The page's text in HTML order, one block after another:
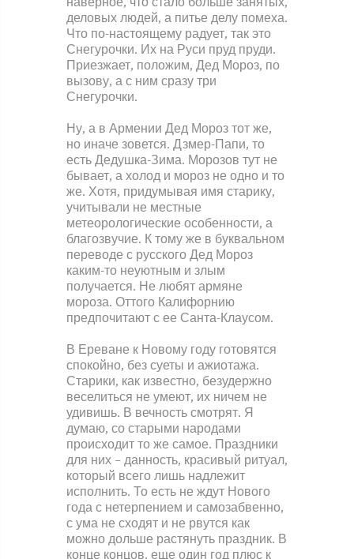
деловых людей, а питье делу помеха.
Что по-настоящему радует, так это
Снегурочки. Их на Руси пруд пруди.
Приезжает, положим, Дед Мороз, по
вызову, а с ним сразу три
Снегурочки.
Ну, а в Армении Дед Мороз тот же,
но иначе зовется. Дзмер-Папи, то
есть Дедушка-Зима. Морозов тут не
бывает, а холод и мороз не одно и то
же. Хотя, придумывая имя старику,
учитывали не местные
метеорологические особенности, а
благозвучие. К тому же в буквальном
переводе с русского Дед Мороз
каким-то неуютным и злым
получается. Не любят армяне
мороза. Оттого Калифорнию
предпочитают с ее Санта-Клаусом.
В Ереване к Новому году готовятся
спокойно, без суеты и ажиотажа.
Старики, как известно, безудержно
веселиться не умеют, их ничем не
удивишь. В вечность смотрят. Я
думаю, со старыми народами
происходит то же самое. Праздники
для них – данность, красивый ритуал,
который всего лишь надлежит
исполнить. То есть не ждут Нового
года с нетерпением и самозабвенно,
с ума не сходят и не рвутся как
можно дольше растянуть праздник. В
конце концов, еще один год плюс к